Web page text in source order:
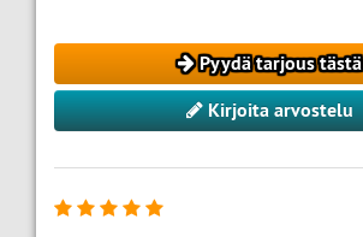
Pyydä tarjous tästä
Kirjoita arvostelu